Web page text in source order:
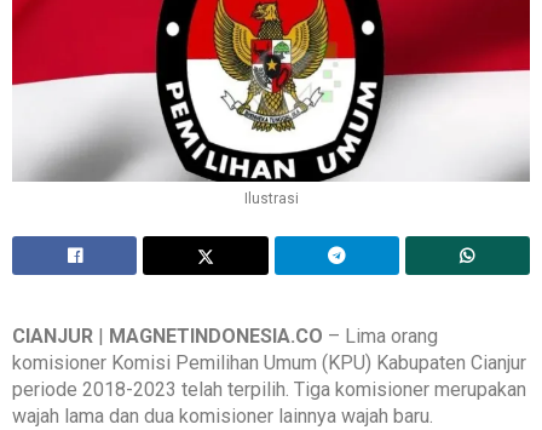
Ilustrasi
CIANJUR MAGNETINDONESIA.CO – Lima orang
komisioner Komisi Pemilihan Umum (KPU) Kabupaten Cianjur
periode 2018-2023 telah terpilih. Tiga komisioner merupakan
wajah lama dan dua komisioner lainnya wajah baru.